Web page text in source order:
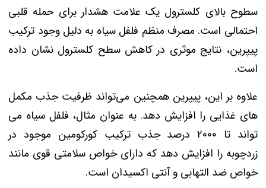
سطوح بالای کلسترول یک علامت هشدار برای حمله قلبی
احتمالی است. مصرف منظم فلفل سیاه به دلیل وجود ترکیب
پیپرین، نتایج موثری در کاهش سطح کلسترول نشان داده
است.
علاوه بر این، پیپرین همچنین می‌تواند ظرفیت جذب مکمل
های غذایی را افزایش دهد. به عنوان مثال، فلفل سیاه می
تواند تا ۲۰۰۰ درصد جذب ترکیب کورکومین موجود در
زردچوبه را افزایش دهد که دارای خواص سلامتی قوی مانند
خواص ضد التهابی و آنتی اکسیدان است.